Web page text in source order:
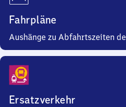
Fahrpläne
Aushänge zu Abfahrtszeiten
Ersatzverkehr